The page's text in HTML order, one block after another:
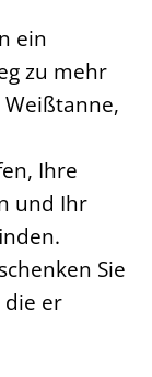
ein
zu mehr
Ihre
und Ihr
Sie
er